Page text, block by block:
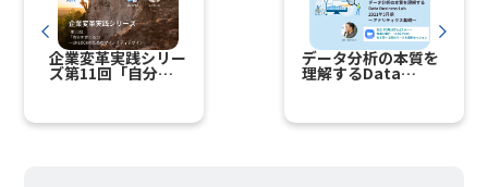
スピーカーのご紹介
企業変革実践シリー
ズ第11回「自分を
信じる力 ～
イノリティデザイ
ン」
データ分析の本質を
理解するData
Business Lab2021
ィクス基礎～